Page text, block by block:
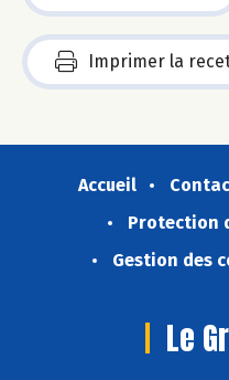
Imprimer la
Accueil
Protection
Gestion des
Le